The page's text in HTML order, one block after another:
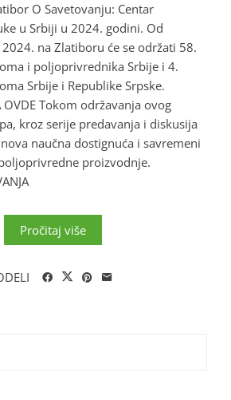
O Savetovanju: Centar
u Srbiji u 2024. godini. Od
na Zlatiboru će se održati 58.
i poljoprivrednika Srbije i 4.
Srbije i Republike Srpske.
OVDE Tokom održavanja ovog
kroz serije predavanja i diskusija
naučna dostignuća i savremeni
proizvodnje.
Pročitaj više